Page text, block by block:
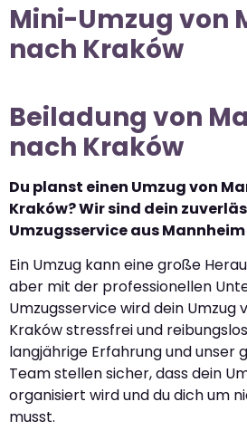
Mini-Umzug von
nach Kraków
Beiladung von
nach Kraków
Du planst einen Umzug von
Kraków? Wir sind dein
Umzugsservice aus
Ein Umzug kann eine große
aber mit der professionellen
Umzugsservice wird dein Umzug
Kraków stressfrei und
langjährige Erfahrung und unser
Team stellen sicher, dass dein
organisiert wird und du dich um
musst.